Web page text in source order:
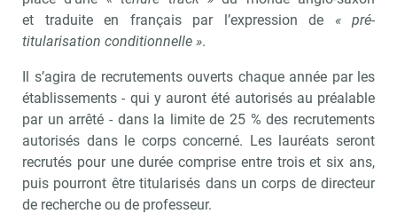
et traduite en français par l’expression de « pré-
titularisation conditionnelle ».
Il s’agira de recrutements ouverts chaque année par les
établissements - qui y auront été autorisés au préalable
par un arrêté - dans la limite de 25 % des recrutements
autorisés dans le corps concerné. Les lauréats seront
recrutés pour une durée comprise entre trois et six ans,
puis pourront être titularisés dans un corps de directeur
de recherche ou de professeur.